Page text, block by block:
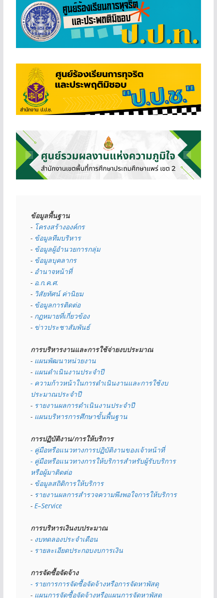
ข้อมูลพื้นฐาน
- โครงสร้างองค์กร
- ข้อมูลทีมบริหาร
- ข้อมูลผู้อำนวยการกลุ่ม
- ข้อมูลบุคลากร
- อำนาจหน้าที่
- อ.ก.ค.ศ.
- วิสัยทัศน์ ค่านิยม
- ข้อมูลการติดต่อ
- กฏหมายที่เกี่ยวข้อง
- ข่าวประชาสัมพันธ์
การบริหารงานและการใช้จ่ายงบประมาณ
- แผนพัฒนาหน่วยงาน
- แผนดำเนินงานประจำปี
- ความก้าวหน้าในการดำเนินงานและการใช้งบ
ประมาณประจำปี
- รายงานผลการดำเนินงานประจำปี
- แผนบริหารการศึกษาขั้นพื้นฐาน
การปฏิบัติงาน/การให้บริการ
- คู่มือหรือแนวทางการปฏิบัติงานของเจ้าหน้าที่
- คู่มือหรือแนวทางการให้บริการสำหรับผู้รับบริการ
หรือผู้มาติดต่อ
- ข้อมูลสถิติการให้บริการ
- รายงานผลการสำรวจความพึงพอใจการให้บริการ
- E–Service
การบริหารเงินงบประมาณ
- งบทดลองประจำเดือน
- รายละเอียดประกอบงบการเงิน
การจัดซื้อจัดจ้าง
- รายการการจัดซื้อจัดจ้างหรือการจัดหาพัสดุ
- แผนการจัดซื้อจัดจ้างหรือแผนการจัดหาพัสดุ